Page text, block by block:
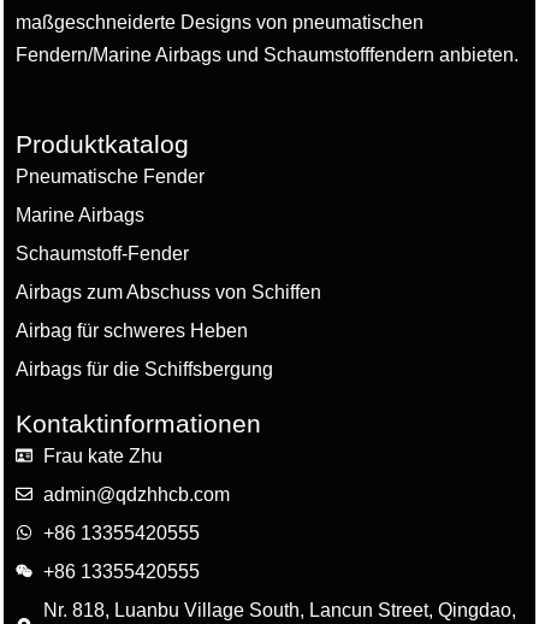
maßgeschneiderte Designs von pneumatischen
Fendern/Marine Airbags und Schaumstofffendern anbieten.
Produktkatalog
Pneumatische Fender
Marine Airbags
Schaumstoff-Fender
Airbags zum Abschuss von Schiffen
Airbag für schweres Heben
Airbags für die Schiffsbergung
Kontaktinformationen
Frau kate Zhu
admin@qdzhhcb.com
+86 13355420555
+86 13355420555
Nr. 818, Luanbu Village South, Lancun Street, Qingdao,